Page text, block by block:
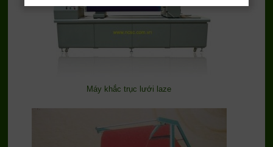
Máy khắc trục lưới laze